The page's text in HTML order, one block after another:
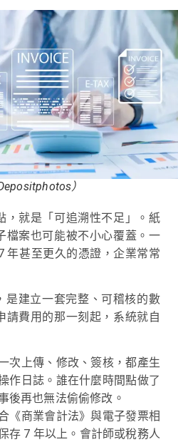
）
，就是「可追溯性不足」。紙
檔案也可能被不小心覆蓋。一
年甚至更久的憑證，企業常常
是建立一套完整、可稽核的數
請費用的那一刻起，系統就自
次上傳、修改、簽核，都產生
作日誌。誰在什麼時間點做了
後再也無法偷偷修改。
《商業會計法》與電子發票相
存 7 年以上。會計師或稅務人